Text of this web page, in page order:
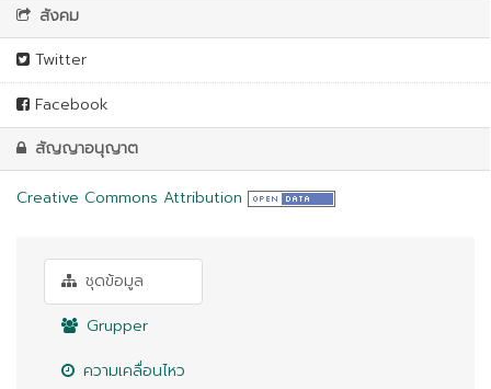
สังคม
Twitter
Facebook
สัญญาอนุญาต
Creative Commons Attribution
ชุดข้อมูล
Grupper
ความเคลื่อนไหว